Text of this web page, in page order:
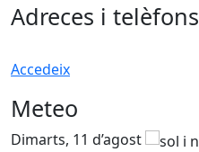
Adreces i telèfons
Accedeix
Meteo
Dimarts, 11 d’agost